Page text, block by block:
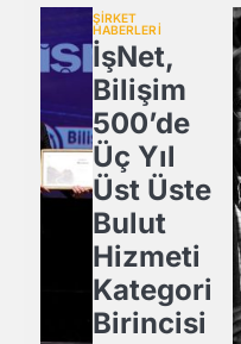
ŞİRKET
HABERLERİ
İşNet,
Bilişim
500’de
Üç Yıl
Üst Üste
Bulut
Hizmeti
Kategori
Birincisi